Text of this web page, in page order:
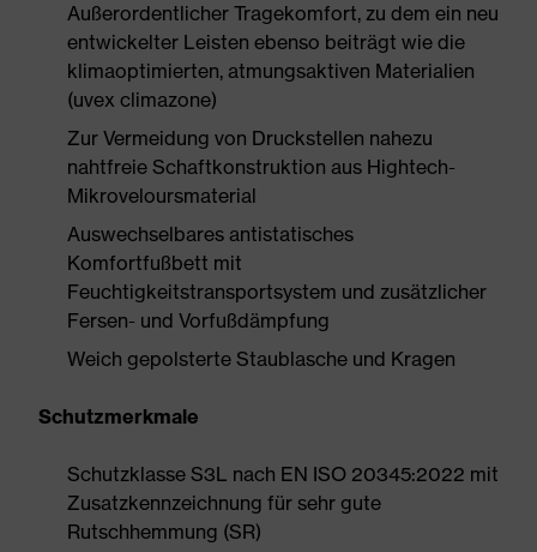
Außerordentlicher Tragekomfort, zu dem ein neu
entwickelter Leisten ebenso beiträgt wie die
klimaoptimierten, atmungsaktiven Materialien
(uvex climazone)
Zur Vermeidung von Druckstellen nahezu
nahtfreie Schaftkonstruktion aus Hightech-
Mikroveloursmaterial
Auswechselbares antistatisches
Komfortfußbett mit
Feuchtigkeitstransportsystem und zusätzlicher
Fersen- und Vorfußdämpfung
Weich gepolsterte Staublasche und Kragen
Schutzmerkmale
Schutzklasse S3L nach EN ISO 20345:2022 mit
Zusatzkennzeichnung für sehr gute
Rutschhemmung (SR)